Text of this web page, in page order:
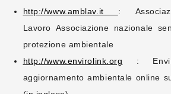
http://www.amblav.it :
Lavoro Associazione nazionale
protezione ambientale
http://www.envirolink.org :
aggiornamento ambientale online